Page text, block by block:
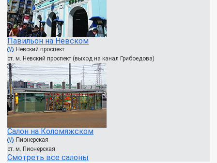
Павильон на Невском
Невский проспект
ст. м. Невский проспект (выход на канал Грибоедова)
Салон на Коломяжском
Пионерская
ст. м. Пионерская
Смотреть все салоны